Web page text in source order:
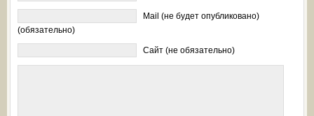
Mail (не будет опубликовано)
(обязательно)
Сайт (не обязательно)